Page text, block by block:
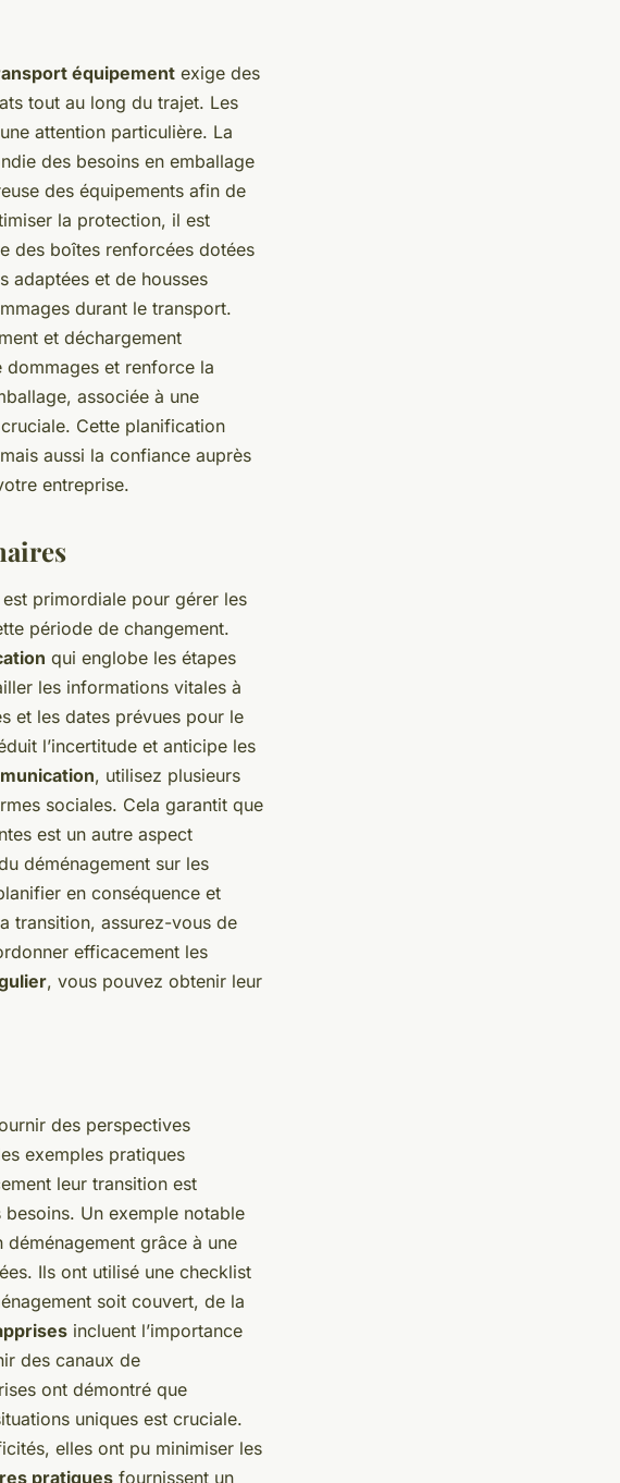
équipement exige des
tout au long du trajet. Les
attention particulière. La
des besoins en emballage
des équipements afin de
la protection, il est
des boîtes renforcées dotées
adaptées et de housses
durant le transport.
et déchargement
et renforce la
associée à une
Cette planification
aussi la confiance auprès
entreprise.
primordiale pour gérer les
période de changement.
qui englobe les étapes
les informations vitales à
et les dates prévues pour le
l’incertitude et anticipe les
, utilisez plusieurs
sociales. Cela garantit que
est un autre aspect
déménagement sur les
en conséquence et
transition, assurez-vous de
efficacement les
, vous pouvez obtenir leur
des perspectives
exemples pratiques
leur transition est
Un exemple notable
grâce à une
Ils ont utilisé une checklist
soit couvert, de la
incluent l’importance
des canaux de
ont démontré que
uniques est cruciale.
elles ont pu minimiser les
pratiques fournissent un